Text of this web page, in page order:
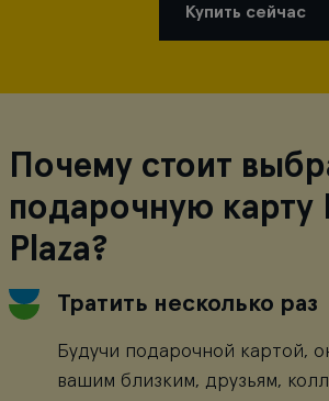
Купить сейчас
Почему стоит
подарочную карту
Plaza?
Тратить несколько раз
Будучи подарочной картой,
вашим близким, друзьям,